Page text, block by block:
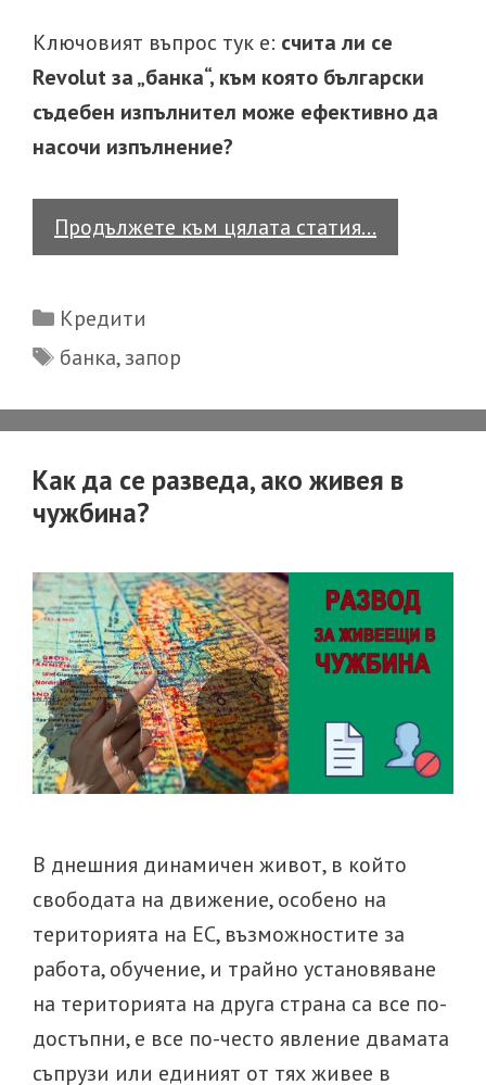
Ключовият въпрос тук е: счита ли се
Revolut за „банка“, към която български
съдебен изпълнител може ефективно да
насочи изпълнение?
Продължете към цялата статия…
ли
сметка
в Revolut?
Categories
Кредити
Tags
банка,запор
Как да се разведа, ако живея в
чужбина?
В днешния динамичен живот, в който
свободата на движение, особено на
територията на ЕС, възможностите за
работа, обучение, и трайно установяване
на територията на друга страна са все по-
достъпни, е все по-често явление двамата
съпрузи или единият от тях живее в